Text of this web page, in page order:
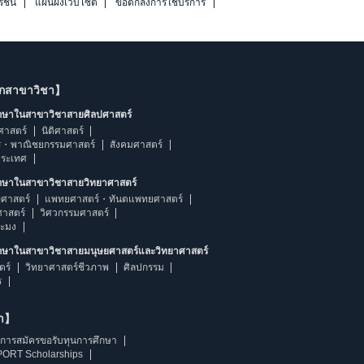
ชนี แผนผังเว็บไซต์ ข้อตกลงการใช้บริการ
าขาวิชา】
าในสาขาวิชาสายศิลปศาสตร์
าสตร์
นิติศาสตร์
・พาณิชยกรรมศาสตร์
สังคมศาสตร์
ะเทศ
าในสาขาวิชาสายวิทยาศาสตร์
าสตร์
แพทยศาสตร์・ทันตแพทยศาสตร์
สตร์
วิศวกรรมศาสตร์
มง
าในสาขาวิชาสายมนุษยศาสตร์และวิทยาศาสตร์
ร์
วิทยาศาสตร์ชีวภาพ
ศิลปกรรม
การสมัครขอรับทุนการศึกษา
Scholarships